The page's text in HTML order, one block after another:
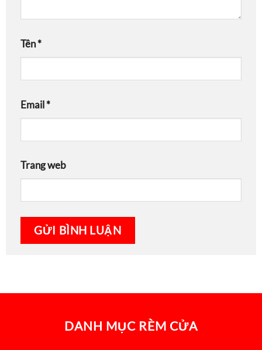
Tên*
Email*
Trang web
DANH MỤC RÈM CỬA